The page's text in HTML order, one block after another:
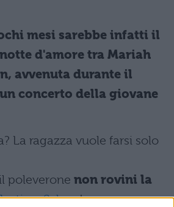
mesi sarebbe infatti il
d'amore tra Mariah
avvenuta durante il
concerto della giovane
La ragazza vuole farsi solo
poleverone non rovini la
eSelena!